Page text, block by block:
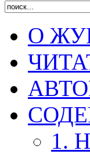
О
1.